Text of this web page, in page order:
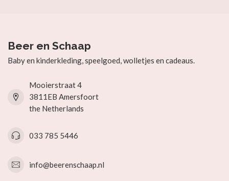
Beer en Schaap
Baby en kinderkleding, speelgoed, wolletjes en cadeaus.
Mooierstraat 4
3811EB Amersfoort
the Netherlands
033 785 5446
info@beerenschaap.nl